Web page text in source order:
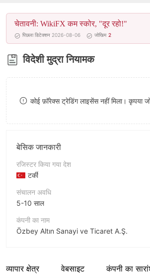
6
7
8
9
5
6
7
8
9
5
6
7
8
चेतावनी: WikiFX कम स्कोर, "दूर रहो!"
पिछला डिटेक्शन 2026-08-06 जोखिम 2
विदेशी मुद्रा नियामक
कोई फ़ॉरेक्स ट्रेडिंग लाइसेंस नहीं मिला। कृपया
बेसिक जानकारी
रजिस्टर किया गया देश
टर्की
संचालन अवधि
5-10 साल
कंपनी का नाम
Özbey Altın Sanayi ve Ticaret A.Ş.
कंपनी का कर्मचारी
व्यापार क्षेत्र वेबसाइट कंपनी का